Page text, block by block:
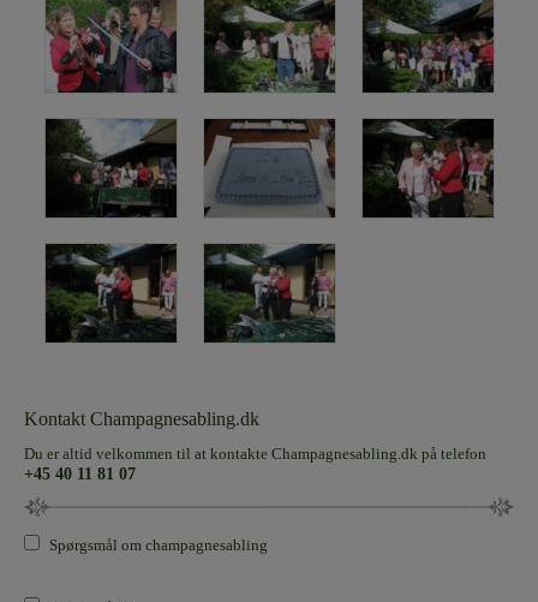
Kontakt Champagnesabling.dk
Du er altid velkommen til at kontakte Champagnesabling.dk på telefon
+45 40 11 81 07
Spørgsmål om champagnesabling